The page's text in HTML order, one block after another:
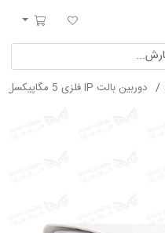
لیست مورد علاقه
سبد خرید
دوربین بالت IP فلزی 5 مگاپیکسل POE با لنز 3.6 شب رنگی میکروفون داخلی